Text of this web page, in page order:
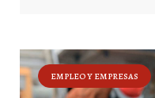
EMPLEO Y EMPRESAS